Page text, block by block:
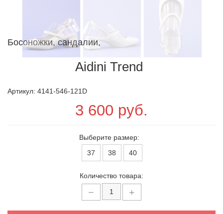
Босоножки, сандалии,
Aidini Trend
Артикул: 4141-546-121D
3 600 руб.
Выберите размер:
37
38 40
Количество товара: